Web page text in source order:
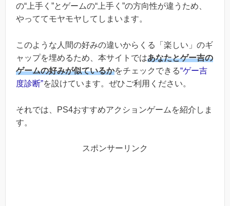
の“上手く”とゲームの“上手く”の方向性が違うため、
やっててモヤモヤしてしまいます。
このような人間の好みの違いからくる「楽しい」のギ
ャップを埋めるため、本サイトではあなたとゲー吉の
ゲームの好みが似ているかをチェックできる“ゲー吉
度診断”を設けています。ぜひご利用ください。
それでは、PS4おすすめアクションゲームを紹介しま
す。
スポンサーリンク